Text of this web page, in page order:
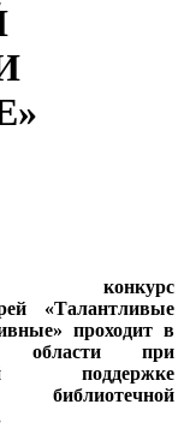
конкурс
«Талантливые
проходит в
области при
поддержке
библиотечной